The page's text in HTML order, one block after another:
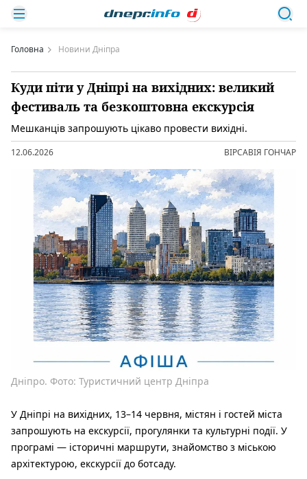
Головна Новини Дніпра
Куди піти у Дніпрі на вихідних: великий
фестиваль та безкоштовна екскурсія
Мешканців запрошують цікаво провести вихідні.
12.06.2026 ВІРСАВІЯ ГОНЧАР
Дніпро. Фото: Туристичний центр Дніпра
У Дніпрі на вихідних, 13–14 червня, містян і гостей міста
запрошують на екскурсії, прогулянки та культурні події. У
програмі — історичні маршрути, знайомство з міською
архітектурою, екскурсії до ботсаду.